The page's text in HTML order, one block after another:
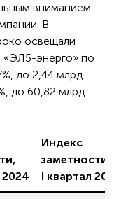
вниманием
В
освещали
«ЭЛ5-энерго» по
до 2,44 млрд
до 60,82 млрд
2024
Индекс
заметности,
I квартал